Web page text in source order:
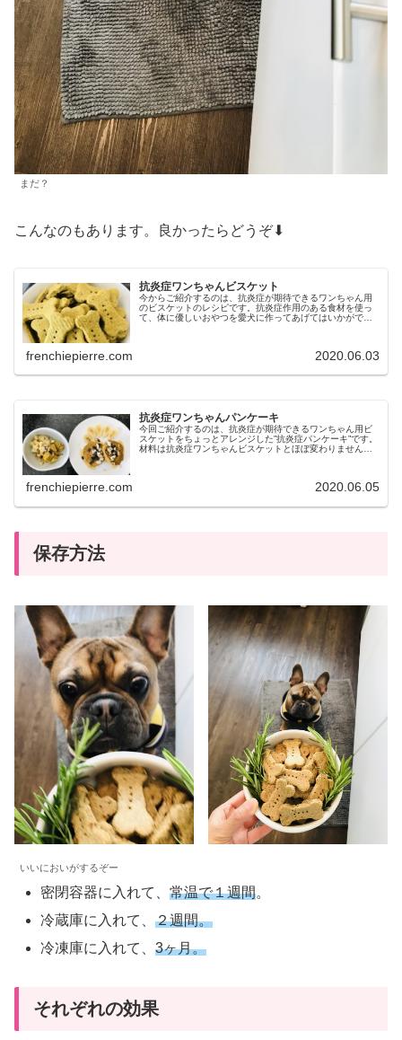
まだ？
こんなのもあります。良かったらどうぞ⬇︎
抗炎症ワンちゃんビスケット
今からご紹介するのは、抗炎症が期待できるワンちゃん用
のビスケットのレシピです。抗炎症作用のある食材を使っ
て、体に優しいおやつを愛犬に作ってあげてはいかがでし
frenchiepierre.com 2020.06.03
抗炎症ワンちゃんパンケーキ
今回ご紹介するのは、抗炎症が期待できるワンちゃん用ビ
スケットをちょっとアレンジした”抗炎症パンケーキ”です。
材料は抗炎症ワンちゃんビスケットとほぼ変わりません。
frenchiepierre.com 2020.06.05
保存方法
いいにおいがするぞー
密閉容器に入れて、常温で１週間。
冷蔵庫に入れて、２週間。
冷凍庫に入れて、3ヶ月。
それぞれの効果